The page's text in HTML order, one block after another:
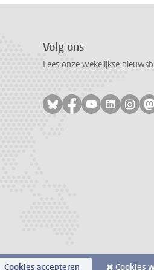
Volg ons
Lees onze wekelijkse
Volg ons op bluesky
Volg ons op
Volg ons op
Volg ons
Volg
Cookies accepteren Cookies